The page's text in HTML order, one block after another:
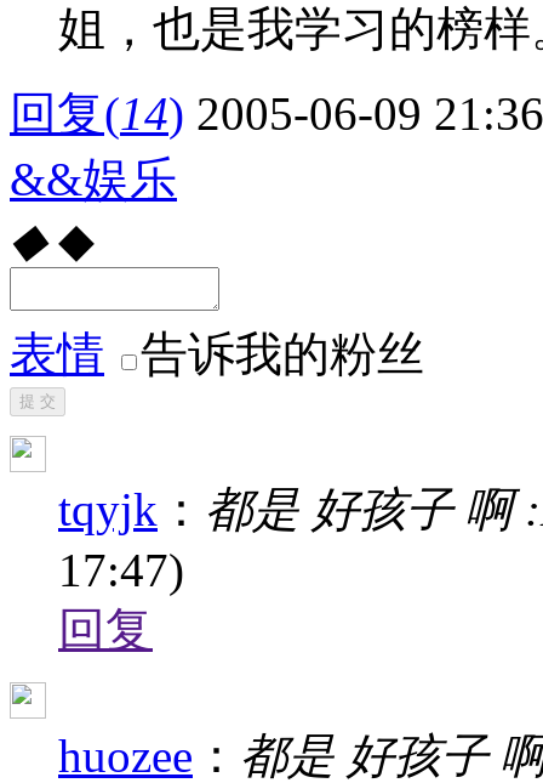
姐，也是我学习的榜
回复(14) 2005-06-09 21:36
&&娱乐
◆ ◆
表情 告诉我的粉丝
提 交
tqyjk ： 都是 好孩子 啊
17:47)
回复
huozee ： 都是 好孩子